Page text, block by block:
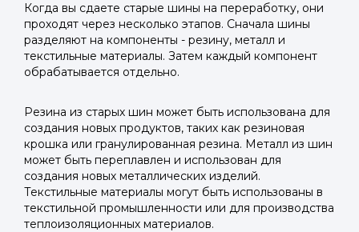
Когда вы сдаете старые шины на переработку, они
проходят через несколько этапов. Сначала шины
разделяют на компоненты - резину, металл и
текстильные материалы. Затем каждый компонент
обрабатывается отдельно.
Резина из старых шин может быть использована для
создания новых продуктов, таких как резиновая
крошка или гранулированная резина. Металл из шин
может быть переплавлен и использован для
создания новых металлических изделий.
Текстильные материалы могут быть использованы в
текстильной промышленности или для производства
теплоизоляционных материалов.